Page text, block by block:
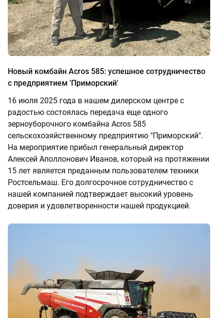
Новый комбайн Acros 585: успешное сотрудничество
с предприятием 'Приморский'
16 июля 2025 года в нашем дилерском центре с
радостью состоялась передача еще одного
зерноуборочного комбайна Acros 585
сельскохозяйственному предприятию "Приморский".
На мероприятие прибыл генеральный директор
Алексей Аполлонович Иванов, который на протяжении
15 лет является преданным пользователем техники
Ростсельмаш. Его долгосрочное сотрудничество с
нашей компанией подтверждает высокий уровень
доверия и удовлетворенности нашей продукцией.